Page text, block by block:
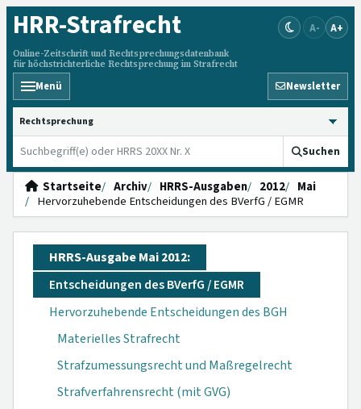
HRR-Strafrecht
Online-Zeitschrift und Rechtsprechungsdatenbank
für höchstrichterliche Rechtsprechung im Strafrecht
A- A+
Menü Newsletter
HRRS durchsuchen
Suchen
Startseite Archiv HRRS-Ausgaben 2012
Mai
Hervorzuhebende Entscheidungen des BVerfG / EGMR
HRRS-Ausgabe Mai 2012:
Entscheidungen des BVerfG / EGMR
Hervorzuhebende Entscheidungen des BGH
Materielles Strafrecht
Strafzumessungsrecht und Maßregelrecht
Strafverfahrensrecht (mit GVG)